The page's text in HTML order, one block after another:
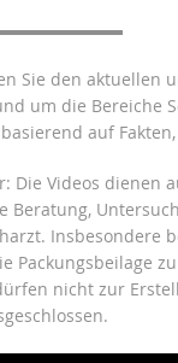
Sie den
um die Bereiche
auf
Die Videos dienen
Beratung,
Insbesondere
Packungsbeilage
nicht zur